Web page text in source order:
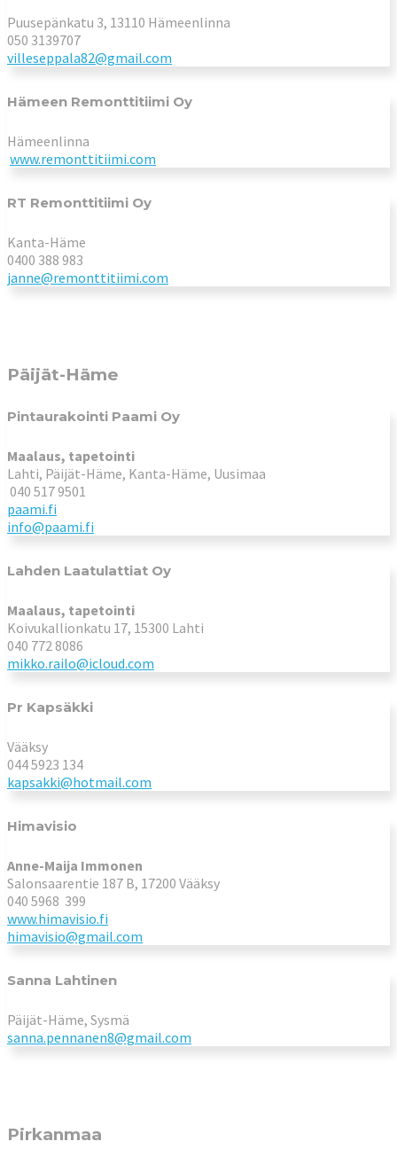
Puusepänkatu 3, 13110 Hämeenlinna
050 3139707
villeseppala82@gmail.com
Hämeen Remonttitiimi Oy
Hämeenlinna
www.remonttitiimi.com
RT Remonttitiimi Oy
Kanta-Häme
0400 388 983
janne@remonttitiimi.com
Päijät-Häme
Pintaurakointi Paami Oy
Maalaus, tapetointi
Lahti, Päijät-Häme, Kanta-Häme, Uusimaa
040 517 9501
paami.fi
info@paami.fi
Lahden Laatulattiat Oy
Maalaus, tapetointi
Koivukallionkatu 17, 15300 Lahti
040 772 8086
mikko.railo@icloud.com
Pr Kapsäkki
Vääksy
044 5923 134
kapsakki@hotmail.com
Himavisio
Anne-Maija Immonen
Salonsaarentie 187 B, 17200 Vääksy
040 5968 399
www.himavisio.fi
himavisio@gmail.com
Sanna Lahtinen
Päijät-Häme, Sysmä
sanna.pennanen8@gmail.com
Pirkanmaa